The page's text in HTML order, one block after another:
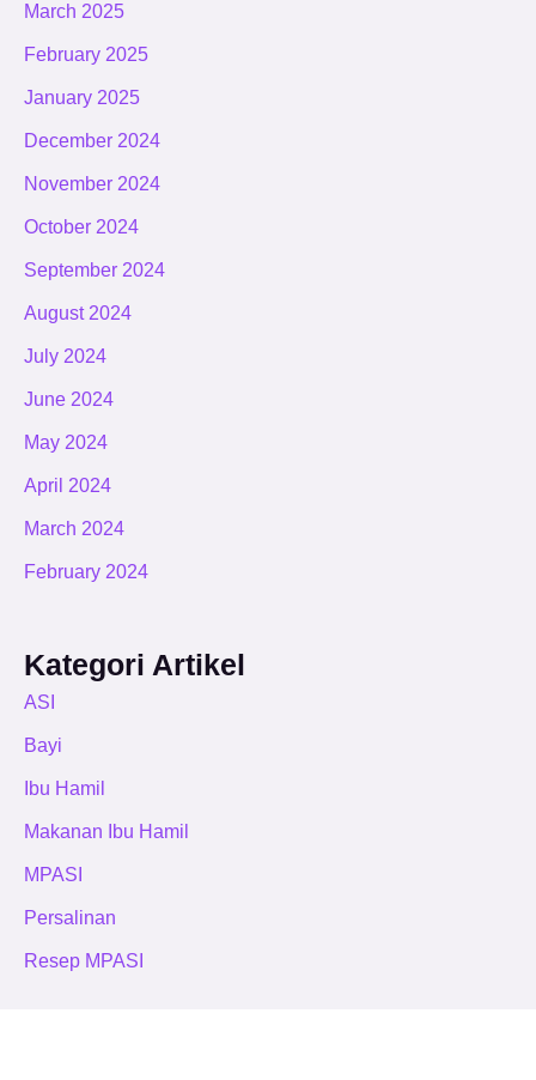
March 2025
February 2025
January 2025
December 2024
November 2024
October 2024
September 2024
August 2024
July 2024
June 2024
May 2024
April 2024
March 2024
February 2024
Kategori Artikel
ASI
Bayi
Ibu Hamil
Makanan Ibu Hamil
MPASI
Persalinan
Resep MPASI